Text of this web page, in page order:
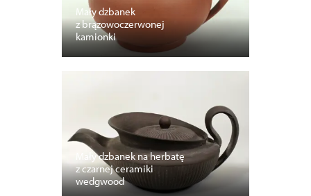
Mały dzbanek
z brązowoczerwonej
kamionki
Mały dzbanek na herbatę
z czarnej ceramiki
wedgwood